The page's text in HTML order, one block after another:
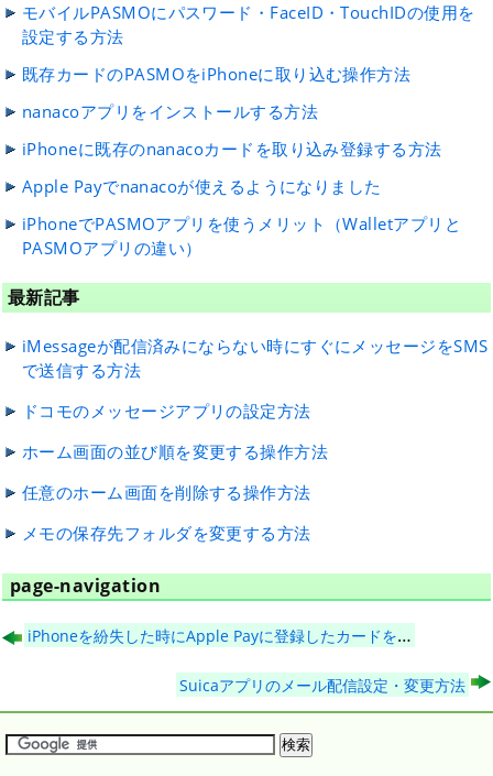
モバイルPASMOにパスワード・FaceID・TouchIDの使用を
設定する方法
既存カードのPASMOをiPhoneに取り込む操作方法
nanacoアプリをインストールする方法
iPhoneに既存のnanacoカードを取り込み登録する方法
Apple Payでnanacoが使えるようになりました
iPhoneでPASMOアプリを使うメリット（Walletアプリと
PASMOアプリの違い）
最新記事
iMessageが配信済みにならない時にすぐにメッセージをSMS
で送信する方法
ドコモのメッセージアプリの設定方法
ホーム画面の並び順を変更する操作方法
任意のホーム画面を削除する操作方法
メモの保存先フォルダを変更する方法
page-navigation
iPhoneを紛失した時にApple Payに登録したカードを削除する方法
Suicaアプリのメール配信設定・変更方法